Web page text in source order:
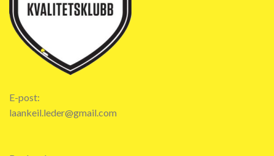
E-post:
laankeil.leder@gmail.com